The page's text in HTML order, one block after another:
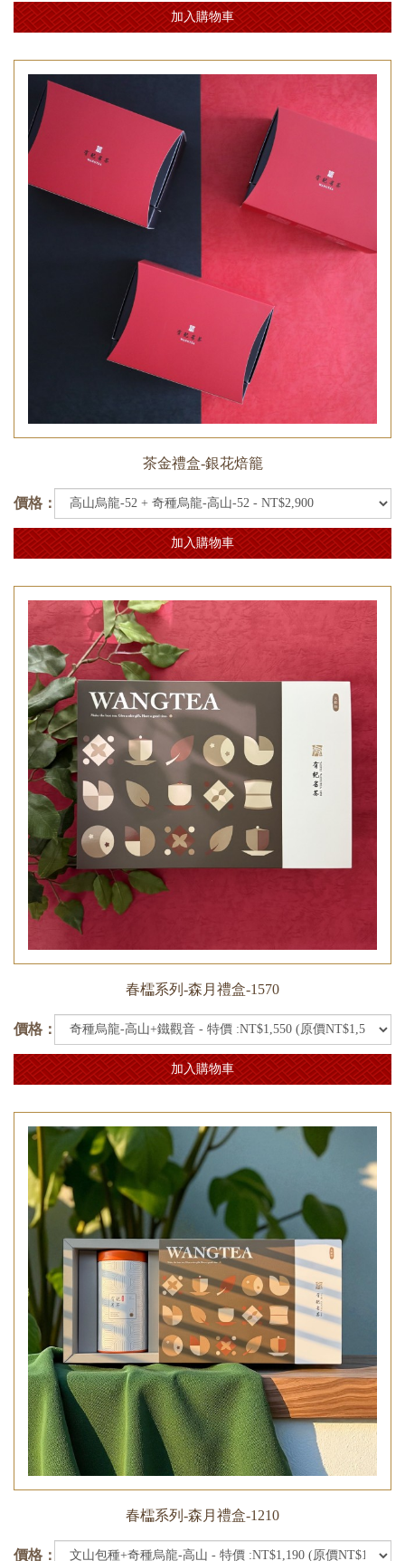
加入購物車
茶金禮盒-銀花焙籠
價格：
加入購物車
春櫺系列-森月禮盒-1570
價格：
加入購物車
春櫺系列-森月禮盒-1210
價格：